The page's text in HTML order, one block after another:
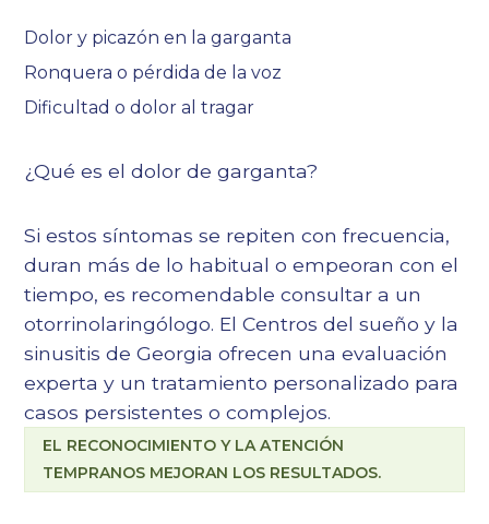
Dolor y picazón en la garganta
Ronquera o pérdida de la voz
Dificultad o dolor al tragar
¿Qué es el dolor de garganta?
Si estos síntomas se repiten con frecuencia,
duran más de lo habitual o empeoran con el
tiempo, es recomendable consultar a un
otorrinolaringólogo. ElCentros del sueño y la
sinusitis de Georgia ofrecen una evaluación
experta y un tratamiento personalizado para
casos persistentes o complejos.
EL RECONOCIMIENTO Y LA ATENCIÓN
TEMPRANOS MEJORAN LOS RESULTADOS.